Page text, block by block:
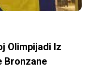
Olimpijadi Iz
Bronzane